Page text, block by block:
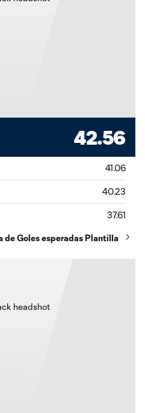
42.56
41.06
40.23
37.61
de Goles esperadas Plantilla